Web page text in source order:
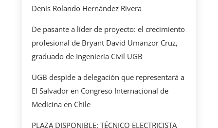
Denis Rolando Hernández Rivera
De pasante a líder de proyecto: el crecimiento
profesional de Bryant David Umanzor Cruz,
graduado de Ingeniería Civil UGB
UGB despide a delegación que representará a
El Salvador en Congreso Internacional de
Medicina en Chile
PLAZA DISPONIBLE: TÉCNICO ELECTRICISTA